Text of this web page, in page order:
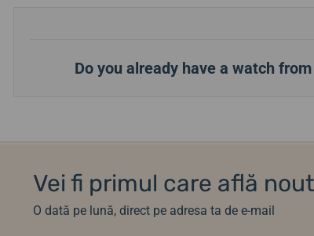
Do you already have a watch
Vei fi primul care află
O dată pe lună, direct pe adresa ta de e-mail